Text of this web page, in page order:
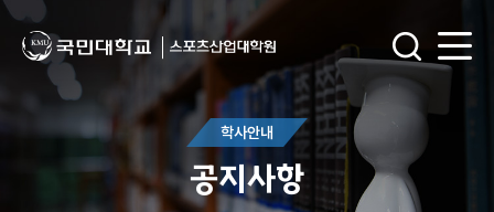
학사안내
공지사항